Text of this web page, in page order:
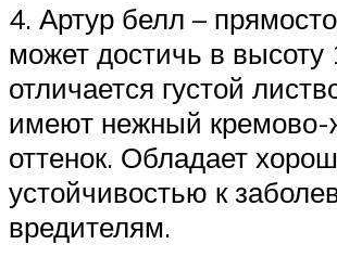
4. Артур белл –
может достичь в высоту
отличается густой
имеют нежный кремово-
оттенок. Обладает
устойчивостью к
вредителям.